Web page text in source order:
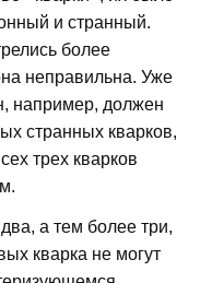
и странный.
более
неправильна. Уже
например, должен
странных кварков,
трех кварков
а тем более три,
кварка не могут